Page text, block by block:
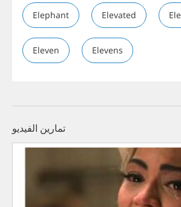
Elephant Elevated
Eleven Elevens
تمارين الفيديو